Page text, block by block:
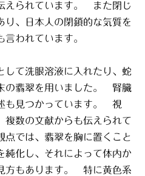
えられています。 また閉じ
り、日本人の閉鎖的な気質を
われています。
して洗眼溶液に入れたり、蛇
の翡翠を用いました。 腎臓
も見つかっています。 視
複数の文献からも伝えられて
では、翡翠を胸に置くこと
純化し、それによって体内か
方もあります。 特に黄色系